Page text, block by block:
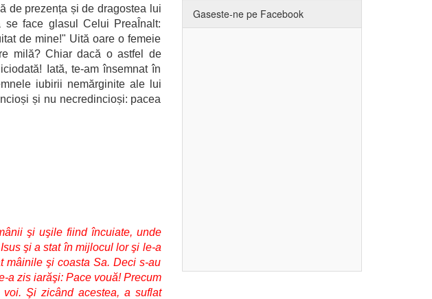
de prezența și de dragostea lui
se face glasul Celui PreaÎnalt:
de mine!" Uită oare o femeie
milă? Chiar dacă o astfel de
Iată, te-am însemnat în
iubirii nemărginite ale lui
și nu necredincioși: pacea
şi uşile fiind încuiate, unde
şi a stat în mijlocul lor şi le-a
mâinile şi coasta Sa. Deci s-au
a zis iarăşi: Pace vouă! Precum
Şi zicând acestea, a suflat
Gaseste-ne pe Facebook